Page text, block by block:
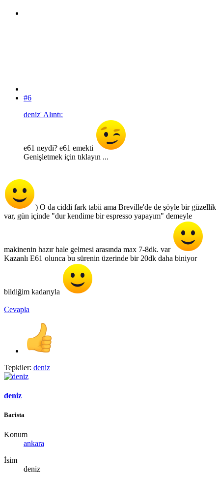
#6
deniz' Alıntı:
e61 neydi? e61 emekti
Genişletmek için tıklayın ...
) O da ciddi fark tabii ama Breville'de de şöyle bir güzellik
var, gün içinde "dur kendime bir espresso yapayım" demeyle
makinenin hazır hale gelmesi arasında max 7-8dk. var
Kazanlı E61 olunca bu sürenin üzerinde bir 20dk daha biniyor
bildiğim kadarıyla
Cevapla
Tepkiler: deniz
deniz
Barista
Konum
ankara
İsim
deniz